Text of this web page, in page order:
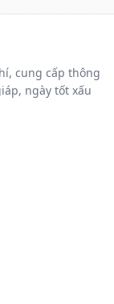
cung cấp thông
ngày tốt xấu